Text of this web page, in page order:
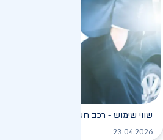
לקריאה
שווי שימוש - רכב חשמלי
23.04.2026